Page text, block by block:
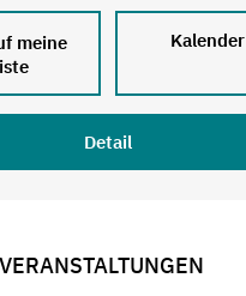
meine
Kalender
Detail